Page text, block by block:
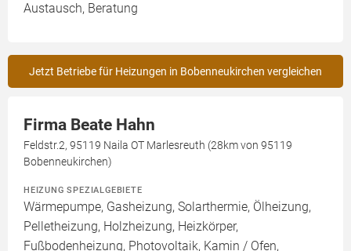
Austausch, Beratung
Jetzt Betriebe für Heizungen in Bobenneukirchen vergleichen
Firma Beate Hahn
Feldstr.2, 95119 Naila OT Marlesreuth (28km von 95119
Bobenneukirchen)
HEIZUNG SPEZIALGEBIETE
Wärmepumpe, Gasheizung, Solarthermie, Ölheizung,
Pelletheizung, Holzheizung, Heizkörper,
Fußbodenheizung, Photovoltaik, Kamin / Ofen,